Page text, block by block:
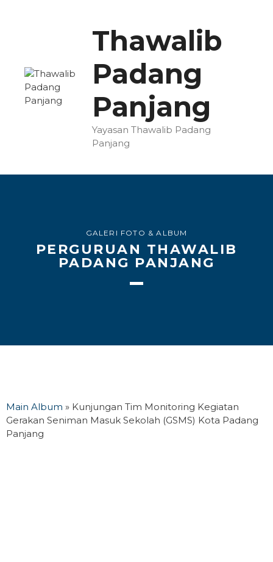
Thawalib
Padang
Panjang
Yayasan Thawalib Padang
Panjang
GALERI FOTO & ALBUM
PERGURUAN THAWALIB
PADANG PANJANG
Main Album » Kunjungan Tim Monitoring Kegiatan
Gerakan Seniman Masuk Sekolah (GSMS) Kota Padang
Panjang